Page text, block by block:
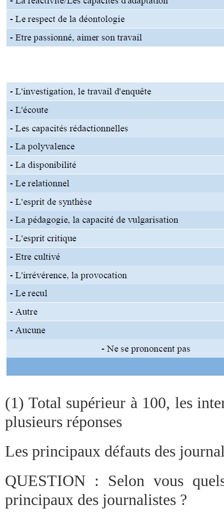
(1) Total supérieur à 100, les
plusieurs réponses
Les principaux défauts des
QUESTION : Selon vous
principaux des journalistes ?